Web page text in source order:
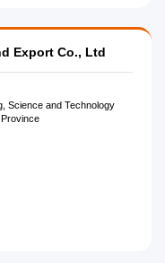
Export Co., Ltd
Science and Technology